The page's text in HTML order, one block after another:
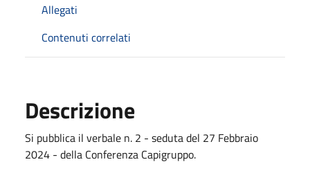
Allegati
Contenuti correlati
Descrizione
Si pubblica il verbale n. 2 - seduta del 27 Febbraio
2024 - della Conferenza Capigruppo.